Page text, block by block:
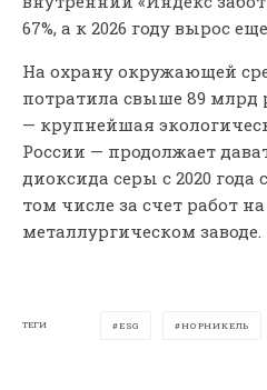
67%, а к 2026 году вырос
На охрану окружающей
потратила свыше 89 млрд
— крупнейшая
России — продолжает
диоксида серы с 2020 года
том числе за счет работ
металлургическом заводе.
ТЕГИ ESG НОРНИКЕЛЬ